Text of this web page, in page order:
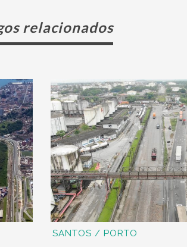
relacionados
SANTOS / PORTO